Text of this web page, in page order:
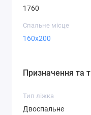
1760
Спальне місце
160x200
Призначення та
Тип ліжка
Двоспальне